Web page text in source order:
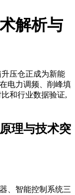
解析与
压仓正成为新能
电力调频、削峰填
和行业数据验证,
理与技术突
、智能控制系统三